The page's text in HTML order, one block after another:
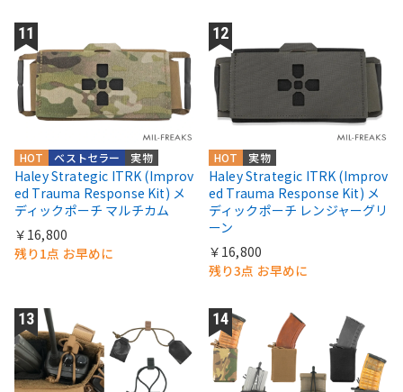
実物
ベストセラー
HOT
Haley Strategic ITRK (Improv
ed Trauma Response Kit) メ
ディックポーチ マルチカム
￥16,800
残り1点 お早めに
実物
HOT
Haley Strategic ITRK (Improv
ed Trauma Response Kit) メ
ディックポーチ レンジャーグリ
ーン
￥16,800
残り3点 お早めに